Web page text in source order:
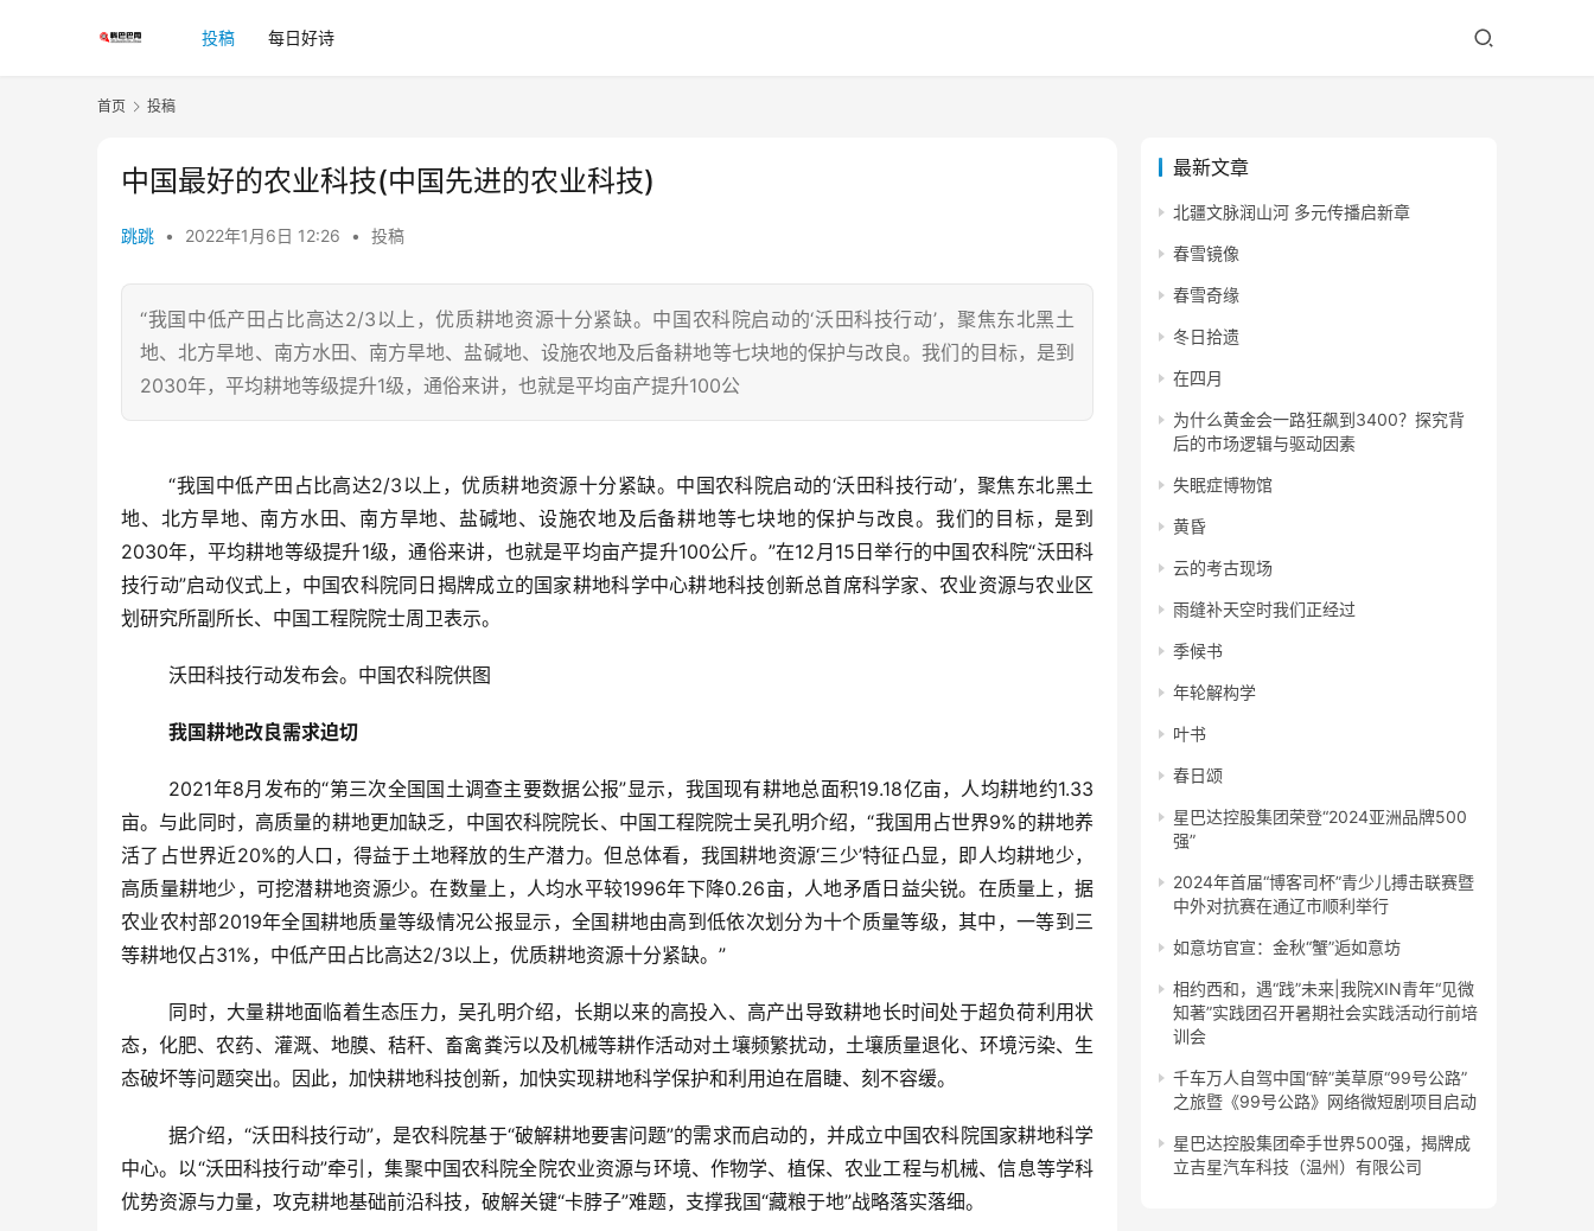
投稿 每日好诗
首页 投稿
中国最好的农业科技(中国先进的农业科技)
跳跳 • 2022年1月6日 12:26 • 投稿
“我国中低产田占比高达2/3以上，优质耕地资源十分紧缺。中国农科院启动的‘沃田科技行动’，聚焦东北黑土
地、北方旱地、南方水田、南方旱地、盐碱地、设施农地及后备耕地等七块地的保护与改良。我们的目标，是到
2030年，平均耕地等级提升1级，通俗来讲，也就是平均亩产提升100公
	“我国中低产田占比高达2/3以上，优质耕地资源十分紧缺。中国农科院启动的‘沃田科技行动’，聚焦东北黑土
地、北方旱地、南方水田、南方旱地、盐碱地、设施农地及后备耕地等七块地的保护与改良。我们的目标，是到
2030年，平均耕地等级提升1级，通俗来讲，也就是平均亩产提升100公斤。”在12月15日举行的中国农科院“沃田科
技行动”启动仪式上，中国农科院同日揭牌成立的国家耕地科学中心耕地科技创新总首席科学家、农业资源与农业区
划研究所副所长、中国工程院院士周卫表示。
	沃田科技行动发布会。中国农科院供图
我国耕地改良需求迫切
亩。与此同时，高质量的耕地更加缺乏，中国农科院院长、中国工程院院士吴孔明介绍，“我国用占世界9%的耕地养
活了占世界近20%的人口，得益于土地释放的生产潜力。但总体看，我国耕地资源‘三少’特征凸显，即人均耕地少，
高质量耕地少，可挖潜耕地资源少。在数量上，人均水平较1996年下降0.26亩，人地矛盾日益尖锐。在质量上，据
农业农村部2019年全国耕地质量等级情况公报显示，全国耕地由高到低依次划分为十个质量等级，其中，一等到三
等耕地仅占31%，中低产田占比高达2/3以上，优质耕地资源十分紧缺。”
态，化肥、农药、灌溉、地膜、秸秆、畜禽粪污以及机械等耕作活动对土壤频繁扰动，土壤质量退化、环境污染、生
态破坏等问题突出。因此，加快耕地科技创新，加快实现耕地科学保护和利用迫在眉睫、刻不容缓。
	据介绍，“沃田科技行动”，是农科院基于“破解耕地要害问题”的需求而启动的，并成立中国农科院国家耕地科学
中心。以“沃田科技行动”牵引，集聚中国农科院全院农业资源与环境、作物学、植保、农业工程与机械、信息等学科
优势资源与力量，攻克耕地基础前沿科技，破解关键“卡脖子”难题，支撑我国“藏粮于地”战略落实落细。
最新文章
北疆文脉润山河 多元传播启新章
春雪镜像
春雪奇缘
冬日拾遗
在四月
为什么黄金会一路狂飙到3400？探究背
后的市场逻辑与驱动因素
失眠症博物馆
黄昏
云的考古现场
雨缝补天空时我们正经过
季候书
年轮解构学
叶书
春日颂
星巴达控股集团荣登“2024亚洲品牌500
强”
2024年首届“博客司杯”青少儿搏击联赛暨
中外对抗赛在通辽市顺利举行
如意坊官宣：金秋“蟹”逅如意坊
相约西和，遇“践”未来|我院XIN青年“见微
知著”实践团召开暑期社会实践活动行前培
训会
千车万人自驾中国“醉”美草原“99号公路”
之旅暨《99号公路》网络微短剧项目启动
星巴达控股集团牵手世界500强，揭牌成
立吉星汽车科技（温州）有限公司